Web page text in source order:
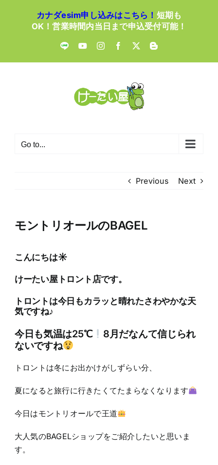
カナダesim申し込みはこちら！ 短期も
OK！営業時間内当日まで申込受付可能！
LINE YouTubeInstagramFacebook
X Blogger
Go to...
Previous Next
モントリオールのBAGEL
こんにちは☀
けーたい屋トロント店です。
トロントは今日もカラッと晴れたさわやかな天
気ですね♪
今日も気温は25℃
8月だなんて信じられ
ないですね
トロントは冬にお出かけがしずらい分、
夏になると旅行に行きたくてたまらなくなります
今日はモントリオールで王道
大人気のBAGELショップをご紹介したいと思いま
す。